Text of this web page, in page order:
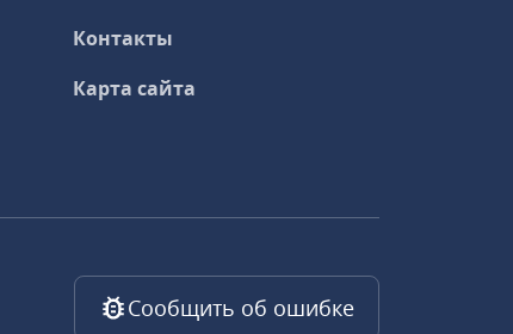
Контакты
Карта сайта
Сообщить об ошибке